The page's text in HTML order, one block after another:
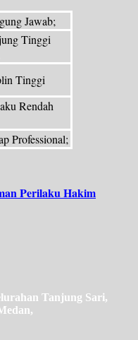
Jawab;
Tinggi
Tinggi
Rendah
Professional;
Perilaku Hakim
Tanjung Sari,